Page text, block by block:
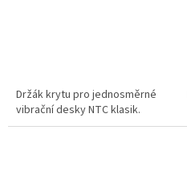
Držák krytu pro jednosměrné
vibrační desky NTC klasik.